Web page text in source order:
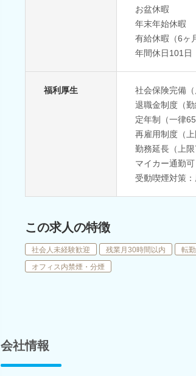
お盆休暇
年末年始休暇
有給休暇（6ヶ
年間休日101日
福利厚生
社会保険完備（
退職金制度（勤
定年制（一律65
再雇用制度（上
勤務延長（上限
マイカー通勤可
受動喫煙対策
この求人の特徴
社会人未経験歓迎 残業月30時間以内 転
オフィス内禁煙・分煙
会社情報